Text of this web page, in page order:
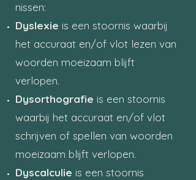
nissen:
Dyslexie is een stoornis waarbij
het accuraat en/of vlot lezen van
woorden moeizaam blijft
verlopen.
Dysorthografie is een stoornis
waarbij het accuraat en/of vlot
schrijven of spellen van woorden
moeizaam blijft verlopen.
Dyscalculie is een stoornis